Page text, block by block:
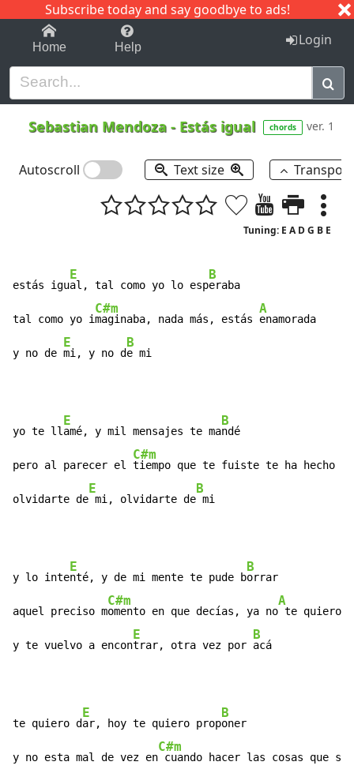
Subscribe today and say goodbye to ads!
1-9 C I J
Home Help Login
Sebastian Mendoza - Estás igual chords ver. 1
Autoscroll Text size
Tuning: E A D G B E
estás igu
E
al, tal como yo lo esp
B
eraba
tal como yo i
C#m
maginaba, nada más, estás
A
enamorada
y no de
E
mi, y no d
B
e mi
yo te ll
E
amé, y mil mensajes te ma
B
ndé
pero al parecer el
C#m
tiempo que te fuiste te ha hecho
olvidarte de
E
mi, olvidarte de
B
mi
y lo inte
E
nté, y de mi mente te pude b
B
orrar
aquel preciso m
C#m
omento en que decías, ya no
A
te quiero
y te vuelvo a encon
E
trar, otra vez por
B
acá
te quiero d
E
ar, hoy te quiero prop
B
oner
y no esta mal de vez en
C#m
cuando hacer las cosas que so